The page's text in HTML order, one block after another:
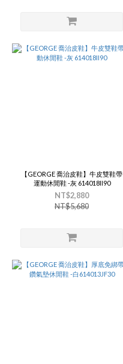
【GEORGE 喬治皮鞋】牛皮雙鞋帶
運動休閒鞋 -灰 614018II90
NT$2,880
NT$5,680